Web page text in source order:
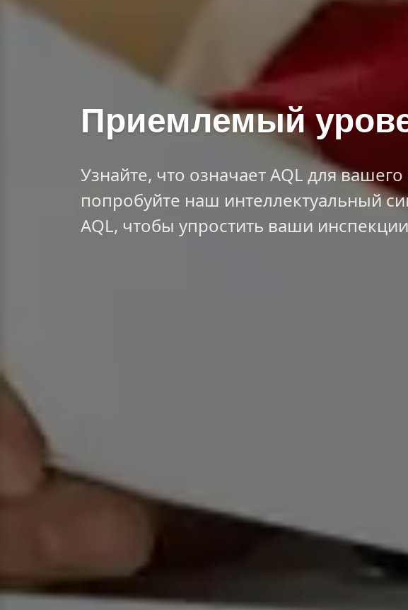
Приемлемый
Узнайте, что означает AQL для
попробуйте наш интеллектуальный
AQL, чтобы упростить ваши